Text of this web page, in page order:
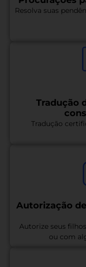
Resolva suas
Tradução
Tradução
Autorização
Autorize seus
ou com